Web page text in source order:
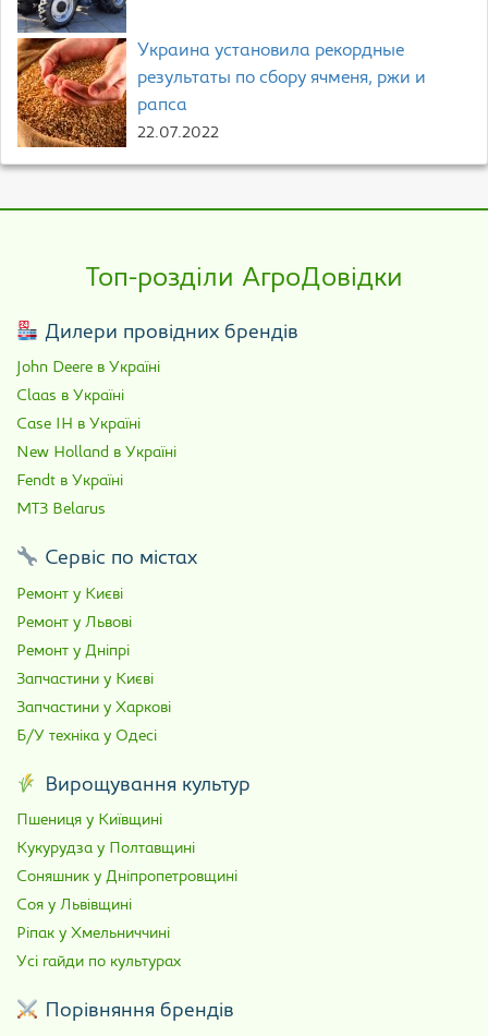
Украина установила рекордные
результаты по сбору ячменя, ржи и
рапса
22.07.2022
Топ-розділи АгроДовідки
Дилери провідних брендів
John Deere в Україні
Claas в Україні
Case IH в Україні
New Holland в Україні
Fendt в Україні
МТЗ Belarus
Сервіс по містах
Ремонт у Києві
Ремонт у Львові
Ремонт у Дніпрі
Запчастини у Києві
Запчастини у Харкові
Б/У техніка у Одесі
Вирощування культур
Пшениця у Київщині
Кукурудза у Полтавщині
Соняшник у Дніпропетровщині
Соя у Львівщині
Ріпак у Хмельниччині
Усі гайди по культурах
Порівняння брендів